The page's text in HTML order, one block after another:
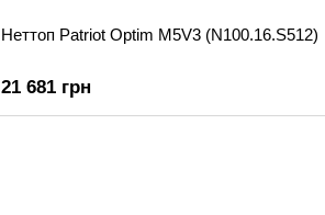
Неттоп Patriot Optim M5V3 (N100.16.S512)
21 681 грн